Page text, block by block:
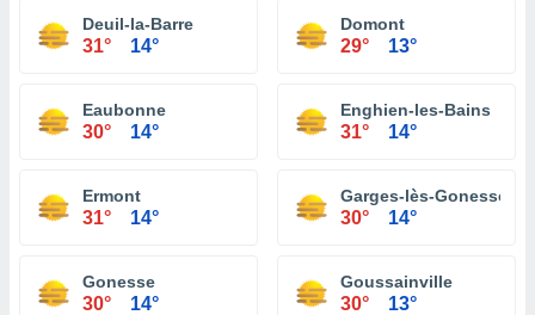
Deuil-la-Barre
31° 14°
Domont
29° 13°
Eaubonne
30° 14°
Enghien-les-Bains
31° 14°
Ermont
31° 14°
Garges-lès-Gonesse
30° 14°
Gonesse
30° 14°
Goussainville
30° 13°